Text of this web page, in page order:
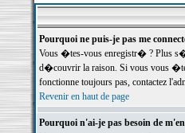
Pourquoi ne puis-je pas me
Vous �tes-vous enregistr� ? Plus
d�couvrir la raison. Si vous vous
fonctionne toujours pas, contactez
Revenir en haut de page
Pourquoi n'ai-je pas besoin de